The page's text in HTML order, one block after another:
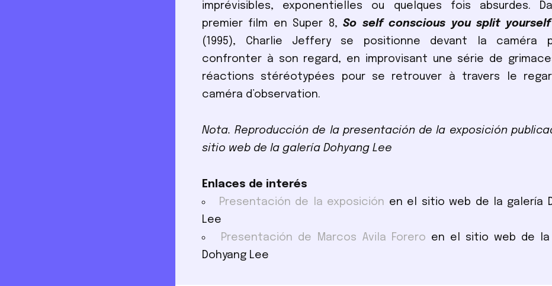
imprévisibles, exponentielles ou quelques fois absurdes.
premier film en Super 8,So self conscious you split
(1995), Charlie Jeffery se positionne devant la caméra
confronter à son regard, en improvisant une série de
réactions stéréotypées pour se retrouver à travers le
caméra d’observation.
Nota. Reproducción de la presentación de la exposición
sitio web de la galería Dohyang Lee
Enlaces de interés
Presentación de la exposición en el sitio web de la galería
Lee
Presentación de Marcos Avila Forero en el sitio web de la
Dohyang Lee